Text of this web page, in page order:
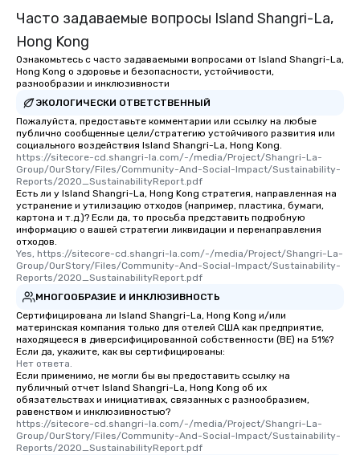
Часто задаваемые вопросы Island Shangri-La,
Hong Kong
Ознакомьтесь с часто задаваемыми вопросами от Island Shangri-La,
Hong Kong о здоровье и безопасности, устойчивости,
разнообразии и инклюзивности
ЭКОЛОГИЧЕСКИ ОТВЕТСТВЕННЫЙ
Пожалуйста, предоставьте комментарии или ссылку на любые
публично сообщенные цели/стратегию устойчивого развития или
социального воздействия Island Shangri-La, Hong Kong.
https://sitecore-cd.shangri-la.com/-/media/Project/Shangri-La-
Group/OurStory/Files/Community-And-Social-Impact/Sustainability-
Reports/2020_SustainabilityReport.pdf
Есть ли у Island Shangri-La, Hong Kong стратегия, направленная на
устранение и утилизацию отходов (например, пластика, бумаги,
картона и т.д.)? Если да, то просьба представить подробную
информацию о вашей стратегии ликвидации и перенаправления
отходов.
Yes, https://sitecore-cd.shangri-la.com/-/media/Project/Shangri-La-
Group/OurStory/Files/Community-And-Social-Impact/Sustainability-
Reports/2020_SustainabilityReport.pdf
МНОГООБРАЗИЕ И ИНКЛЮЗИВНОСТЬ
Сертифицирована ли Island Shangri-La, Hong Kong и/или
материнская компания только для отелей США как предприятие,
находящееся в диверсифицированной собственности (BE) на 51%?
Если да, укажите, как вы сертифицированы:
Нет ответа.
Если применимо, не могли бы вы предоставить ссылку на
публичный отчет Island Shangri-La, Hong Kong об их
обязательствах и инициативах, связанных с разнообразием,
равенством и инклюзивностью?
https://sitecore-cd.shangri-la.com/-/media/Project/Shangri-La-
Group/OurStory/Files/Community-And-Social-Impact/Sustainability-
Reports/2020_SustainabilityReport.pdf